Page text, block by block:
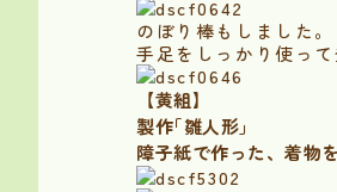
のぼり棒もしました。
手足をしっかり使って
【黄組】
製作｢雛人形｣
障子紙で作った、着物